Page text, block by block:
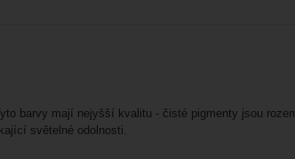
barvy mají nejyšší kvalitu - čisté pigmenty jsou
světelné odolnosti.